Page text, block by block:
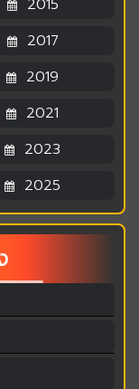
2015
2017
2019
2021
2023
2025